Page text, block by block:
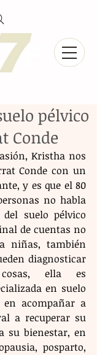
pélvico
Conde
Kristha nos
Conde con un
y es que el 80
no habla
suelo pélvico
de cuentas no
niñas, también
diagnosticar
ella es
en suelo
en acompañar a
a recuperar su
su bienestar, en
posparto,